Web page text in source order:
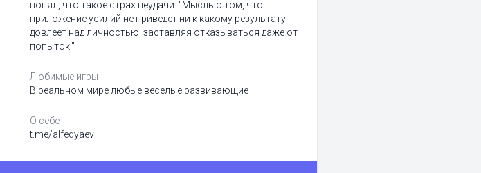
понял, что такое страх неудачи: "Мысль о том, что
приложение усилий не приведет ни к какому результату,
довлеет над личностью, заставляя отказываться даже от
попыток."
Любимые игры
В реальном мире любые веселые развивающие
О себе
t.me/alfedyaev